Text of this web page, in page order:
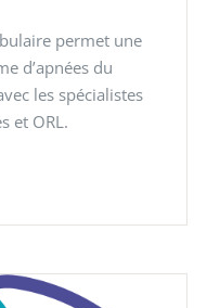
permet une
d’apnées du
les spécialistes
et ORL.